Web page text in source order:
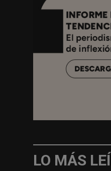
LO MÁS